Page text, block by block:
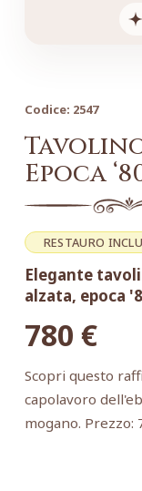
Codice: 2547
Epoca
RESTAURO
Elegante
alzata, epoca
780 €
Scopri questo
capolavoro
mogano. Prezzo: